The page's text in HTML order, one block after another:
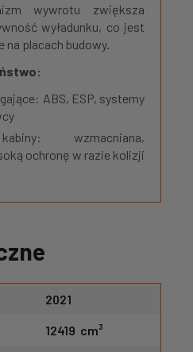
wywrotu zwiększa
wyładunku, co jest
placach budowy.
ABS, ESP, systemy
wzmacniana,
ochronę w razie kolizji
2021
12419 cm³